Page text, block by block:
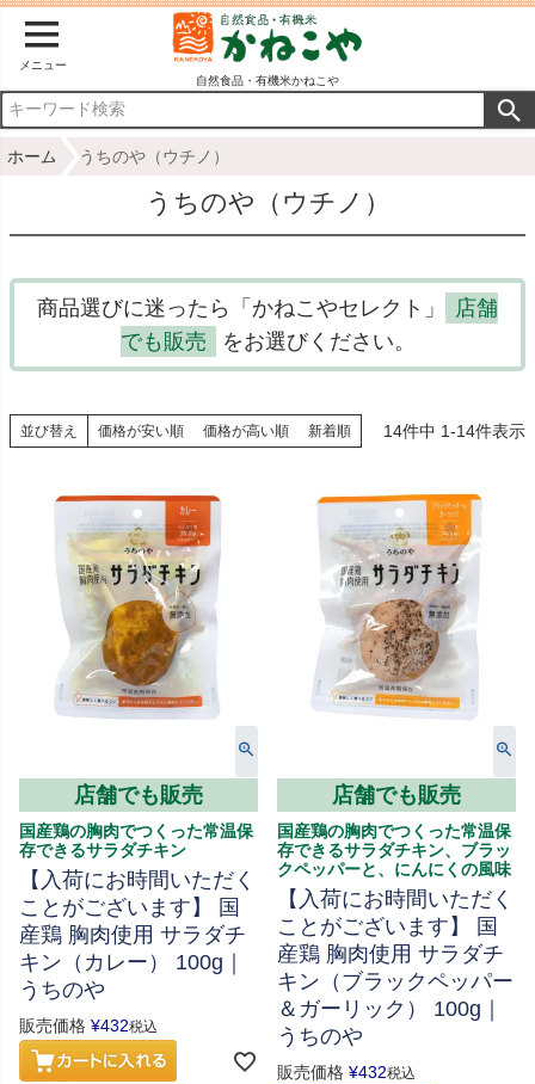
メニュー
自然食品・有機米かねこや
ホーム うちのや（ウチノ）
うちのや（ウチノ）
商品選びに迷ったら「かねこやセレクト」
店舗
でも販売
をお選びください。
並び替え 価格が安い順 価格が高い順 新着順 14件中 1-14件表示
店舗でも販売
国産鶏の胸肉でつくった常温保
存できるサラダチキン
【入荷にお時間いただく
ことがございます】 国
産鶏 胸肉使用 サラダチ
キン（カレー） 100g｜
うちのや
販売価格 ¥432税込
店舗でも販売
国産鶏の胸肉でつくった常温保
存できるサラダチキン、ブラッ
クペッパーと、にんにくの風味
【入荷にお時間いただく
ことがございます】 国
産鶏 胸肉使用 サラダチ
キン（ブラックペッパー
＆ガーリック） 100g｜
うちのや
販売価格 ¥432税込